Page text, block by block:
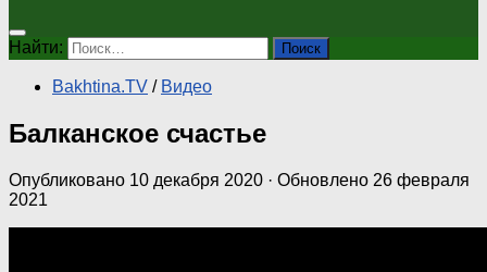
Найти:
Bakhtina.TV / Видео
Балканское счастье
Опубликовано 10 декабря 2020 · Обновлено 26 февраля
2021